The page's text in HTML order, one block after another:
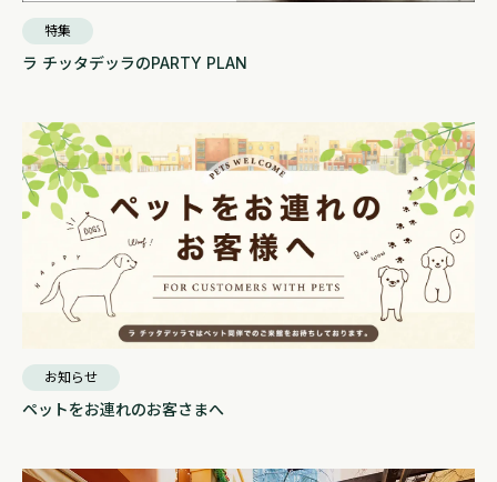
特集
ラ チッタデッラのPARTY PLAN
お知らせ
ペットをお連れのお客さまへ